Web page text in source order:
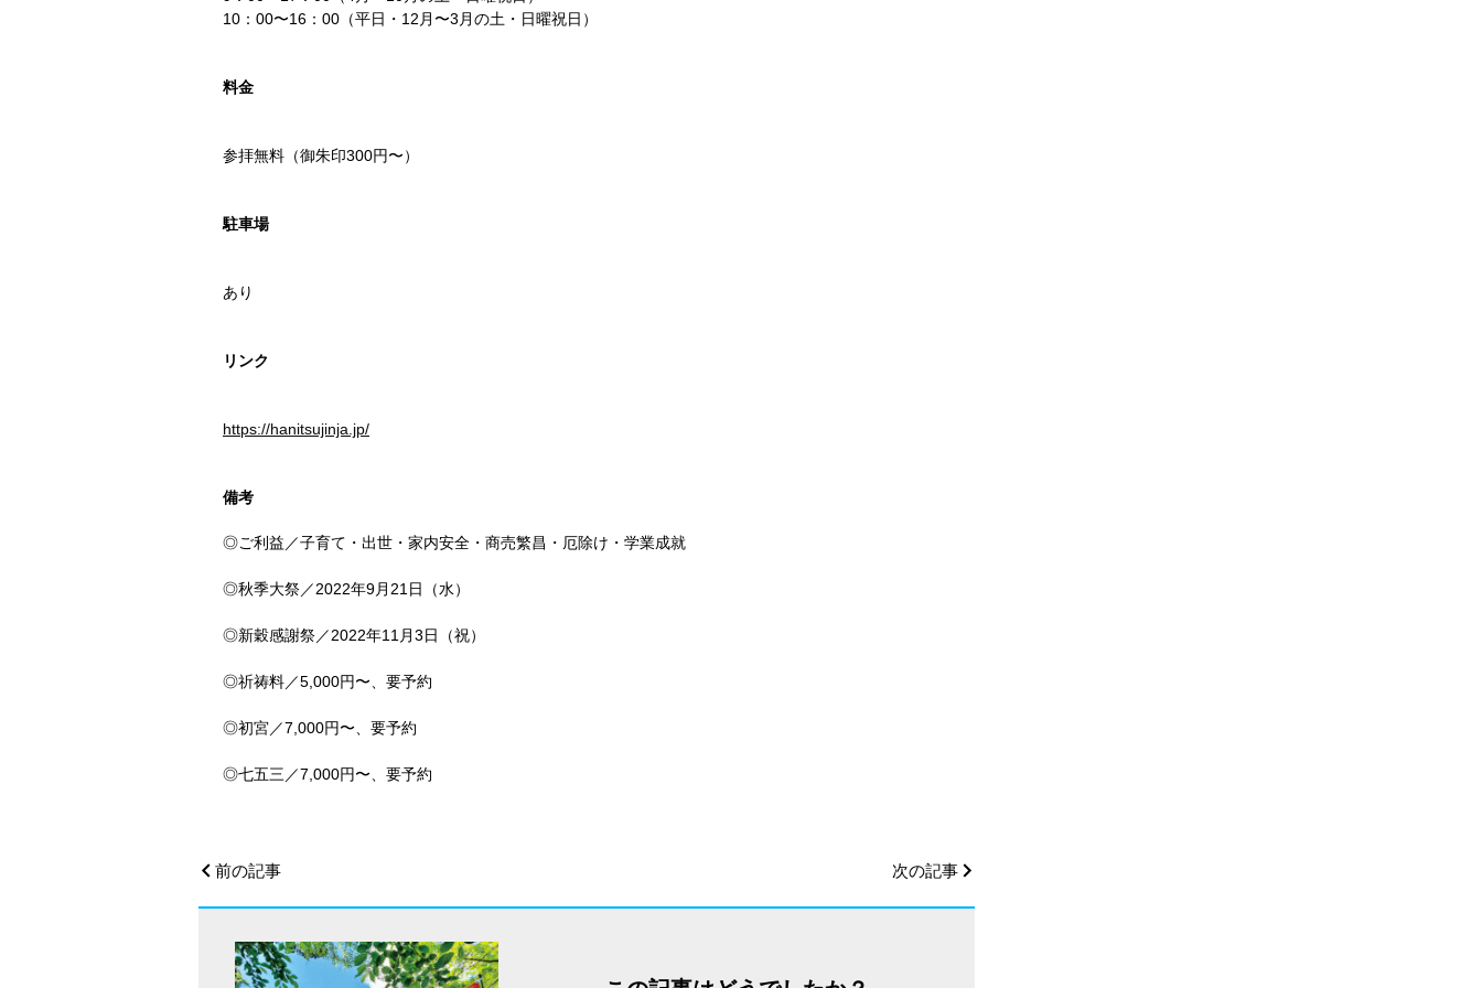
10：00〜16：00（平日・12月〜3月の土・日曜祝日）
料金
参拝無料（御朱印300円〜）
駐車場
あり
リンク
https://hanitsujinja.jp/
備考
◎ご利益／子育て・出世・家内安全・商売繁昌・厄除け・学業成就
◎秋季大祭／2022年9月21日（水）
◎新穀感謝祭／2022年11月3日（祝）
◎祈祷料／5,000円〜、要予約
◎初宮／7,000円〜、要予約
◎七五三／7,000円〜、要予約
前の記事 次の記事